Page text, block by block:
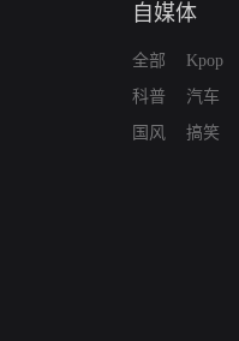
自媒体
全部
科普
国风
Kpop
汽车
搞笑